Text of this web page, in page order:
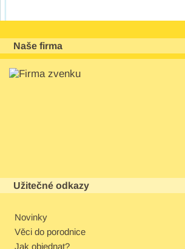
Naše firma
Užitečné odkazy
Novinky
Věci do porodnice
Jak objednat?